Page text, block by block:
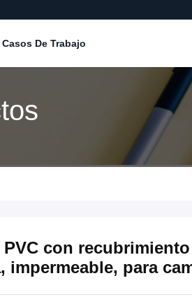
Casos De Trabajo
PVC con
impermeable, para